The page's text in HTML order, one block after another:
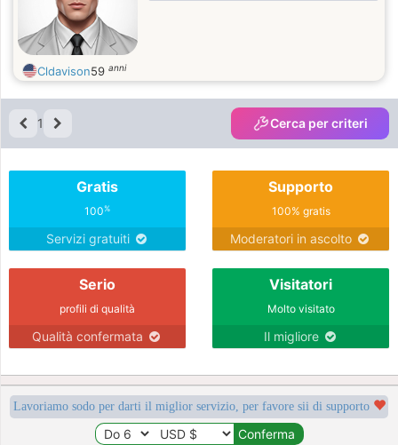
Cldavison59 anni
1 Cerca per criteri
Gratis
100%
Servizi gratuiti
Supporto
100% gratis
Moderatori in ascolto
Serio
profili di qualità
Qualità confermata
Visitatori
Molto visitato
Il migliore
Lavoriamo sodo per darti il miglior servizio, per favore sii di supporto